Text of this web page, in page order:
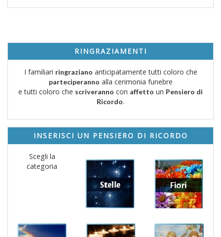
RINGRAZIAMENTI
I familiari ringraziano anticipatamente tutti coloro che
parteciperanno alla cerimonia funebre
e tutti coloro che scriveranno con affetto un Pensiero di
Ricordo.
INSERISCI UN PENSIERO DI RICORDO
Scegli la
categoria